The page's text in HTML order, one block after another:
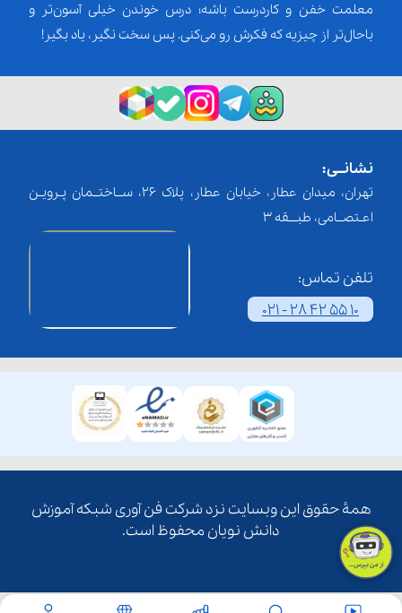
معلمت خفن و کاردرست باشه؛ درس خوندن خیلی آسون‌تر و
باحال‌تر از چیزیه که فکرش رو می‌کنی. پس سخت نگیر، یاد بگیر!
نشانــی:
تهران، میدان عطار، خیابان عطار، پلاک 26، ســاختــمان پـرویـن
اعـتصــامی، طبـــقه 3
تلفن تماس:
021 - 28 42 55 10
همۀ حقوق این وبسایت نزد شرکت فن آوری شبکه آموزش
دانش نویان محفوظ است.